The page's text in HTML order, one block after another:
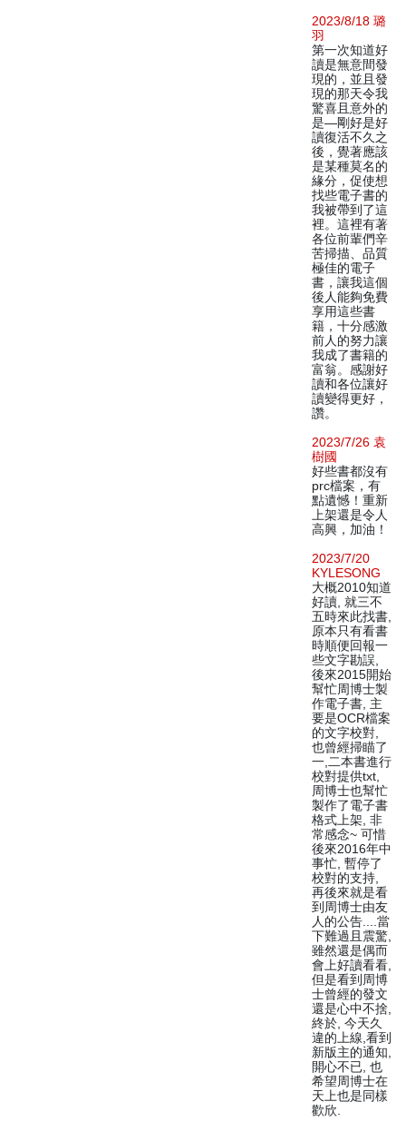
2023/8/18 璐
羽
第一次知道好
讀是無意間發
現的，並且發
現的那天令我
驚喜且意外的
是—剛好是好
讀復活不久之
後，覺著應該
是某種莫名的
緣分，促使想
找些電子書的
我被帶到了這
裡。這裡有著
各位前輩們辛
苦掃描、品質
極佳的電子
書，讓我這個
後人能夠免費
享用這些書
籍，十分感激
前人的努力讓
我成了書籍的
富翁。感謝好
讀和各位讓好
讀變得更好，
讚。
2023/7/26 袁
樹國
好些書都沒有
prc檔案，有
點遺憾！重新
上架還是令人
高興，加油！
2023/7/20
KYLESONG
大概2010知道
好讀, 就三不
五時來此找書,
原本只有看書
時順便回報一
些文字勘誤,
後來2015開始
幫忙周博士製
作電子書, 主
要是OCR檔案
的文字校對,
也曾經掃瞄了
一,二本書進行
校對提供txt,
周博士也幫忙
製作了電子書
格式上架, 非
常感念~ 可惜
後來2016年中
事忙, 暫停了
校對的支持,
再後來就是看
到周博士由友
人的公告....當
下難過且震驚,
雖然還是偶而
會上好讀看看,
但是看到周博
士曾經的發文
還是心中不捨,
終於, 今天久
違的上線,看到
新版主的通知,
開心不已, 也
希望周博士在
天上也是同樣
歡欣.